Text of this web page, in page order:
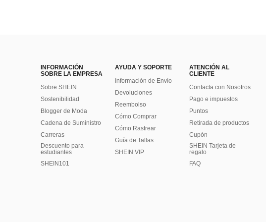
INFORMACIÓN
SOBRE LA EMPRESA
Sobre SHEIN
Sostenibilidad
Blogger de Moda
Cadena de Suministro
Carreras
Descuento para
estudiantes
SHEIN101
AYUDA Y SOPORTE
Información de Envío
Devoluciones
Reembolso
Cómo Comprar
Cómo Rastrear
Guía de Tallas
SHEIN VIP
ATENCIÓN AL
CLIENTE
Contacta con Nosotros
Pago e impuestos
Puntos
Retirada de productos
Cupón
SHEIN Tarjeta de
regalo
FAQ